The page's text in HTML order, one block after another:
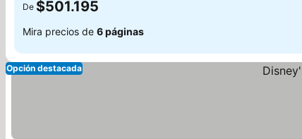
De $501.195
Mira precios de 6 páginas
Opción destacada